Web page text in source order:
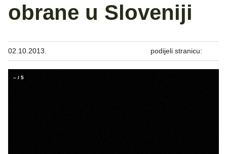
obrane u Sloveniji
02.10.2013. podijeli stranicu:
– / 5